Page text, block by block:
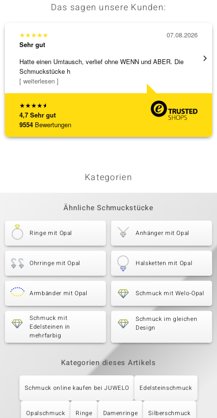
Das sagen unsere Kunden:
★★★★★
4,7 Sehr gut
9554 Bewertungen
★★★★★
Sehr gut
Hatte einen Umtausch, verlief ohne WENN und ABER. Die
Schmuckstücke h
[ weiterlesen ]
07.08.2026
Kategorien
Ähnliche Schmuckstücke
Ringe mit Opal Anhänger mit Opal
Ohrringe mit Opal Halsketten mit Opal
Armbänder mit Opal Schmuck mit Welo-Opal
Schmuck mit
Edelsteinen in
mehrfarbig
Schmuck im gleichen
Design
Kategorien dieses Artikels
Schmuck online kaufen bei JUWELO Edelsteinschmuck
Opalschmuck Ringe Damenringe Silberschmuck